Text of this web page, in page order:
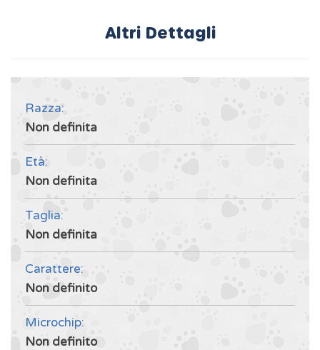
Altri Dettagli
Razza:
Non definita
Età:
Non definita
Taglia:
Non definita
Carattere:
Non definito
Microchip:
Non definito